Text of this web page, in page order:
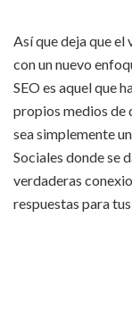
Así que deja que el
con un nuevo
SEO es aquel que
propios medios de
sea simplemente
Sociales donde se
verdaderas
respuestas para